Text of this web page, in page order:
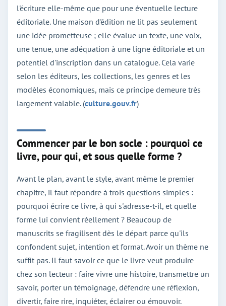
l'écriture elle-même que pour une éventuelle lecture
éditoriale. Une maison d'édition ne lit pas seulement
une idée prometteuse ; elle évalue un texte, une voix,
une tenue, une adéquation à une ligne éditoriale et un
potentiel d'inscription dans un catalogue. Cela varie
selon les éditeurs, les collections, les genres et les
modèles économiques, mais ce principe demeure très
largement valable. (culture.gouv.fr)
Commencer par le bon socle : pourquoi ce
livre, pour qui, et sous quelle forme ?
Avant le plan, avant le style, avant même le premier
chapitre, il faut répondre à trois questions simples :
pourquoi écrire ce livre, à qui s'adresse-t-il, et quelle
forme lui convient réellement ? Beaucoup de
manuscrits se fragilisent dès le départ parce qu'ils
confondent sujet, intention et format. Avoir un thème ne
suffit pas. Il faut savoir ce que le livre veut produire
chez son lecteur : faire vivre une histoire, transmettre un
savoir, porter un témoignage, défendre une réflexion,
divertir, faire rire, inquiéter, éclairer ou émouvoir.